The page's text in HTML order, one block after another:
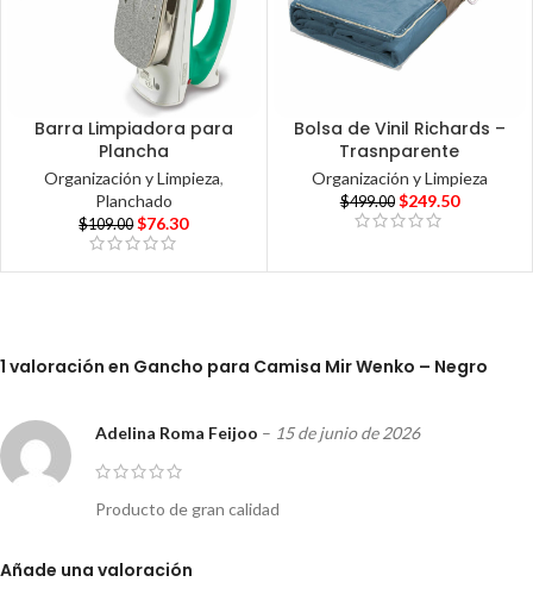
Barra Limpiadora para
Plancha
Organización y Limpieza,
Planchado
$109.00 $76.30
Bolsa de Vinil Richards –
Trasnparente
Organización y Limpieza
$499.00 $249.50
1 valoración en Gancho para Camisa Mir Wenko – Negro
Adelina Roma Feijoo – 15 de junio de 2026
Producto de gran calidad
Añade una valoración